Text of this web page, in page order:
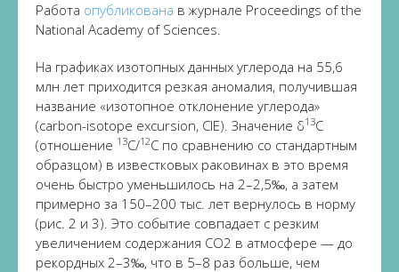
Работа опубликована в журнале Proceedings of the
National Academy of Sciences.
На графиках изотопных данных углерода на 55,6
млн лет приходится резкая аномалия, получившая
название «изотопное отклонение углерода»
(carbon-isotope excursion, CIE). Значение δ13C
(отношение 13C/12C по сравнению со стандартным
образцом) в известковых раковинах в это время
очень быстро уменьшилось на 2–2,5‰, а затем
примерно за 150–200 тыс. лет вернулось в норму
(рис. 2 и 3). Это событие совпадает с резким
увеличением содержания CО2 в атмосфере — до
рекордных 2–3‰, что в 5–8 раз больше, чем